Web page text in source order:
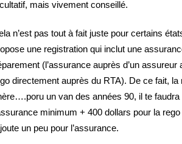
mais vivement conseillé.
n’est pas tout à fait juste pour certains
une registration qui inclut une
(l’assurance auprès d’un assureur
directement auprès du RTA). De ce fait,
un van des années 90, il te
minimum + 400 dollars pour la
un peu pour l’assurance.